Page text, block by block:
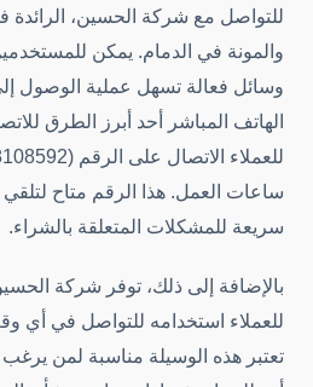
للتواصل مع شركة الحسين،
والمونة في الدمام. يمكن
وسائل فعالة تسهل عملية الوصول
الهاتف المباشر أحد أبرز الطرق
ساعات العمل. هذا الرقم متاح
سريعة للمشكلات المتعلقة بالشراء.
بالإضافة إلى ذلك، توفر شركة
تعتبر هذه الوسيلة مناسبة لمن